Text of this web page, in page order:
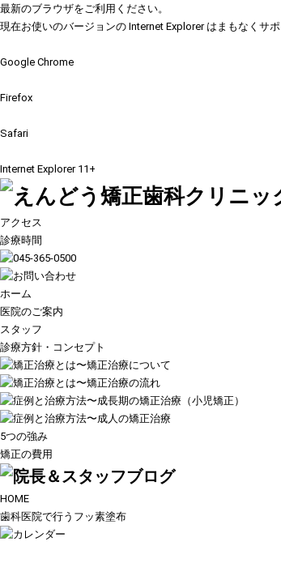
最新のブラウザをご利用ください。
現在お使いのバージョンの Internet Explorer はまもなくサ
Google Chrome
Firefox
Safari
Internet Explorer 11+
アクセス
診療時間
ホーム
医院のご案内
スタッフ
診療方針・コンセプト
5つの強み
矯正の費用
HOME
歯科医院で行うフッ素塗布